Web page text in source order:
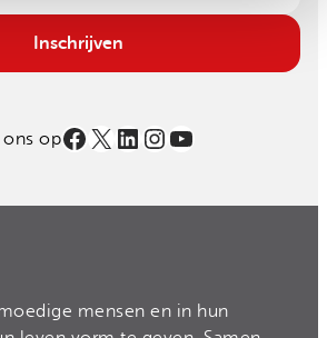
Inschrijven
ons opFacebook
X LinkedIn
Instagram
YouTube
mensen en in hun